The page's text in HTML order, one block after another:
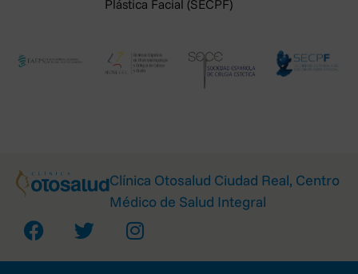
Plástica Facial (SECPF)
Clínica Otosalud Ciudad Real, Centro
Médico de Salud Integral